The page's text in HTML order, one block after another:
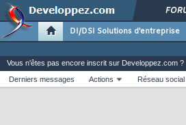
DI/DSI Solutions d'entreprise
Vous n'êtes pas encore inscrit sur Developpez.com ?
Derniers messages
Actions Réseau social